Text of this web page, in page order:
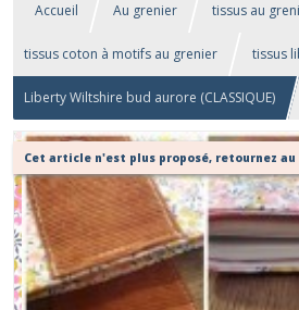
Accueil Au grenier tissus au
tissus coton à motifs au grenier tissus
Liberty Wiltshire bud aurore (CLASSIQUE)